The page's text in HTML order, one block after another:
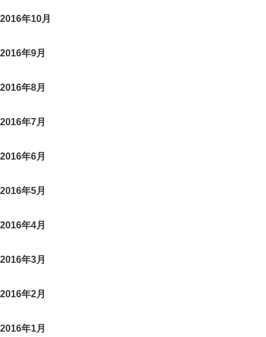
2016年10月
2016年9月
2016年8月
2016年7月
2016年6月
2016年5月
2016年4月
2016年3月
2016年2月
2016年1月